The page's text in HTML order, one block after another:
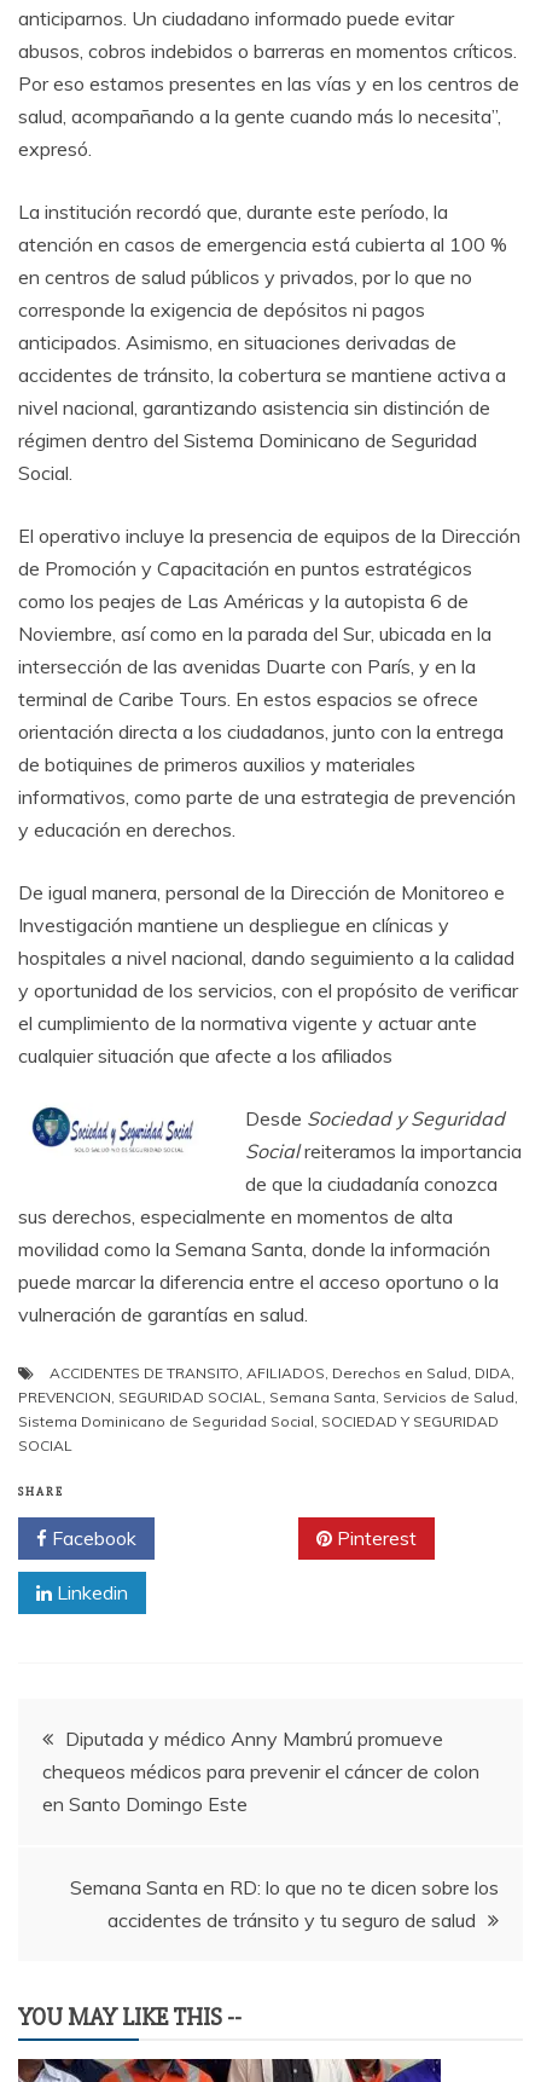
anticiparnos. Un ciudadano informado puede evitar
abusos, cobros indebidos o barreras en momentos críticos.
Por eso estamos presentes en las vías y en los centros de
salud, acompañando a la gente cuando más lo necesita”,
expresó.
La institución recordó que, durante este período, la
atención en casos de emergencia está cubierta al 100 %
en centros de salud públicos y privados, por lo que no
corresponde la exigencia de depósitos ni pagos
anticipados. Asimismo, en situaciones derivadas de
accidentes de tránsito, la cobertura se mantiene activa a
nivel nacional, garantizando asistencia sin distinción de
régimen dentro del Sistema Dominicano de Seguridad
Social.
El operativo incluye la presencia de equipos de la Dirección
de Promoción y Capacitación en puntos estratégicos
como los peajes de Las Américas y la autopista 6 de
Noviembre, así como en la parada del Sur, ubicada en la
intersección de las avenidas Duarte con París, y en la
terminal de Caribe Tours. En estos espacios se ofrece
orientación directa a los ciudadanos, junto con la entrega
de botiquines de primeros auxilios y materiales
informativos, como parte de una estrategia de prevención
y educación en derechos.
De igual manera, personal de la Dirección de Monitoreo e
Investigación mantiene un despliegue en clínicas y
hospitales a nivel nacional, dando seguimiento a la calidad
y oportunidad de los servicios, con el propósito de verificar
el cumplimiento de la normativa vigente y actuar ante
cualquier situación que afecte a los afiliados
Desde Sociedad y Seguridad
Socialreiteramos la importancia
de que la ciudadanía conozca
sus derechos, especialmente en momentos de alta
movilidad como la Semana Santa, donde la información
puede marcar la diferencia entre el acceso oportuno o la
vulneración de garantías en salud.
ACCIDENTES DE TRANSITO, AFILIADOS, Derechos en Salud, DIDA,
PREVENCION, SEGURIDAD SOCIAL, Semana Santa, Servicios de Salud,
Sistema Dominicano de Seguridad Social, SOCIEDAD Y SEGURIDAD
SOCIAL
SHARE
Facebook Pinterest
Linkedin
Navegación
de
Diputada y médico Anny Mambrú promueve
chequeos médicos para prevenir el cáncer de colon
en Santo Domingo Este
Semana Santa en RD: lo que no te dicen sobre los
accidentes de tránsito y tu seguro de salud
YOU MAY LIKE THIS --